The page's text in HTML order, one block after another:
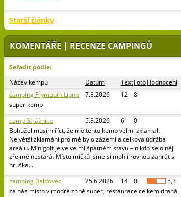
Starší články
KOMENTÁŘE | RECENZE CAMPINGŮ
Seřadit podle:
Název kempu
Datum TextFotoHodnocení
camping Frymburk Lipno
7.8.2026 12
8
super kemp
camp Strážnice
5.8.2026 6
0
Bohužel musím říct, že mě tento kemp velmi zklamal.
Největší zklamání pro mě bylo zázemí a celková údržba
areálu. Minigolf je ve velmi špatném stavu – nikdo se o něj
zřejmě nestará. Místo míčků jsme si mohli rovnou zahrát s
hruška...
camping Baldovec
25.6.2026 14 0
5,3
za nás místo v modré zóně super, restaurace celkem drahá